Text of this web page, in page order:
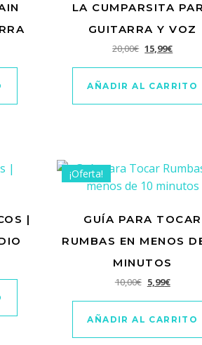
era: 15,00€.
actual es: 9,99€.
LA CUMPARSITA
GUITARRA Y VOZ
20,00€ El precio
15,99€El
AÑADIR AL CARRITO
|
¡Oferta!
GUÍA PARA TOCAR
RUMBAS EN MENOS
MINUTOS
10,00€ El precio
5,99€El
AÑADIR AL CARRITO